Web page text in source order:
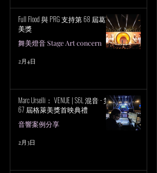
Full Flood 與 PRG 支持第 68 屆葛萊
美獎
舞美燈音 Stage Art concern
2月4日
Marc Urselli： VENUE | S6L 混音 - 第
67 屆格萊美獎首映典禮
音響案例分享
2月3日